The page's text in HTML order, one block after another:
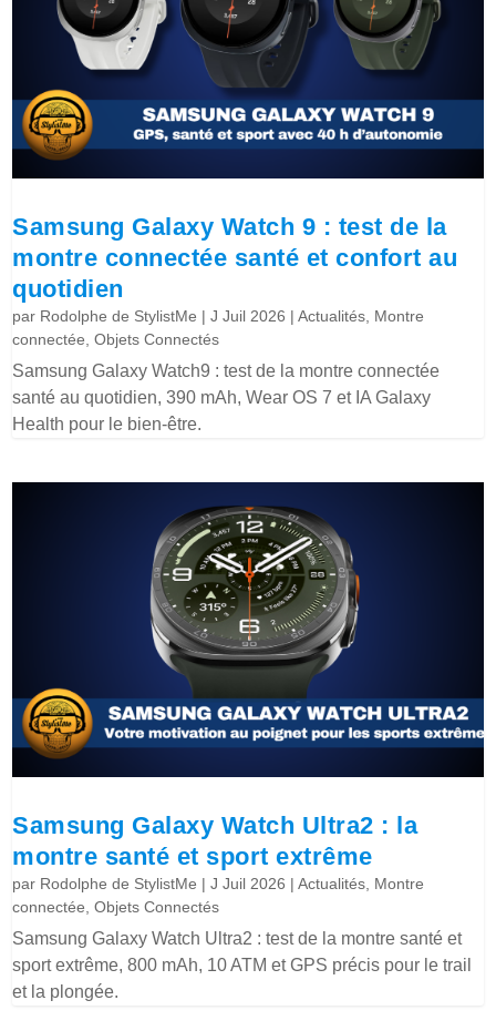
Samsung Galaxy Watch 9 : test de la
montre connectée santé et confort au
quotidien
par Rodolphe de StylistMe |J Juil 2026 |Actualités, Montre
connectée,Objets Connectés
Samsung Galaxy Watch9 : test de la montre connectée
santé au quotidien, 390 mAh, Wear OS 7 et IA Galaxy
Health pour le bien-être.
Samsung Galaxy Watch Ultra2 : la
montre santé et sport extrême
par Rodolphe de StylistMe |J Juil 2026 |Actualités, Montre
connectée,Objets Connectés
Samsung Galaxy Watch Ultra2 : test de la montre santé et
sport extrême, 800 mAh, 10 ATM et GPS précis pour le trail
et la plongée.